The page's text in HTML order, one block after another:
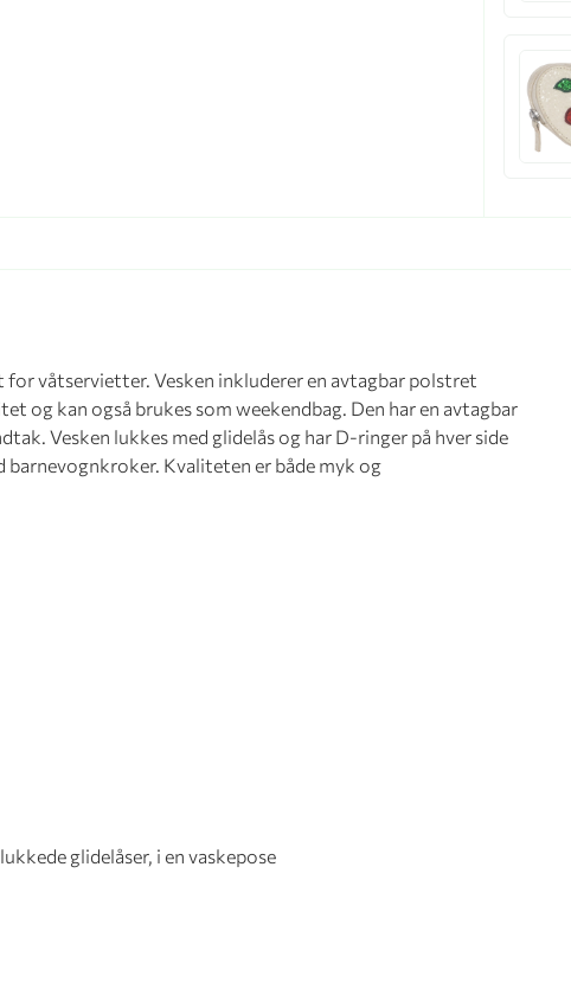
våtservietter. Vesken inkluderer en avtagbar polstret
og kan også brukes som weekendbag. Den har en avtagbar
Vesken lukkes med glidelås og har D-ringer på hver side
Kvaliteten er både myk og
glidelåser, i en vaskepose